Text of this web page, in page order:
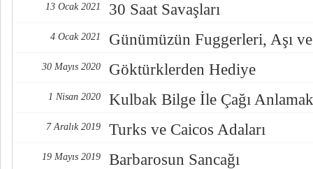
13 Ocak 2021 30 Saat Savaşları
4 Ocak 2021 Günümüzün Fuggerleri, Aşı
30 Mayıs 2020 Göktürklerden Hediye
1 Nisan 2020 Kulbak Bilge İle Çağı Anlamak
7 Aralık 2019 Turks ve Caicos Adaları
19 Mayıs 2019 Barbarosun Sancağı